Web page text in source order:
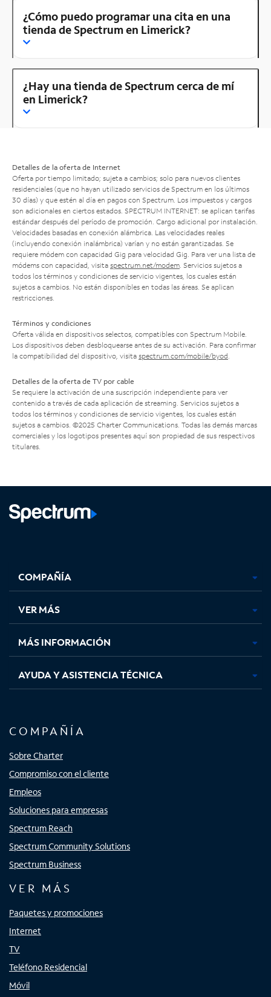
¿Cómo puedo programar una cita en una
tienda de Spectrum en Limerick?
¿Hay una tienda de Spectrum cerca de mí
en Limerick?
Detalles de la oferta de Internet
Oferta por tiempo limitado; sujeta a cambios; solo para nuevos clientes
residenciales (que no hayan utilizado servicios de Spectrum en los últimos
30 días) y que estén al día en pagos con Spectrum. Los impuestos y cargos
son adicionales en ciertos estados. SPECTRUM INTERNET: se aplican tarifas
estándar después del período de promoción. Cargo adicional por instalación.
Velocidades basadas en conexión alámbrica. Las velocidades reales
(incluyendo conexión inalámbrica) varían y no están garantizadas. Se
requiere módem con capacidad Gig para velocidad Gig. Para ver una lista de
módems con capacidad, visita spectrum.net/modem . Servicios sujetos a
todos los términos y condiciones de servicio vigentes, los cuales están
sujetos a cambios. No están disponibles en todas las áreas. Se aplican
restricciones.
Términos y condiciones
Oferta válida en dispositivos selectos, compatibles con Spectrum Mobile.
Los dispositivos deben desbloquearse antes de su activación. Para confirmar
la compatibilidad del dispositivo, visita spectrum.com/mobile/byod
Detalles de la oferta de TV por cable
Se requiere la activación de una suscripción independiente para ver
contenido a través de cada aplicación de streaming. Servicios sujetos a
todos los términos y condiciones de servicio vigentes, los cuales están
sujetos a cambios. ©2025 Charter Communications. Todas las demás marcas
comerciales y los logotipos presentes aquí son propiedad de sus respectivos
titulares.
abre
en
pestaña
nueva
abre
en
pestaña
nueva
abre
en
pestaña
nueva
en
nueva
COMPAÑÍA
VER MÁS
MÁS INFORMACIÓN
AYUDA Y ASISTENCIA TÉCNICA
COMPAÑÍA
Sobre Charter
Compromiso con el cliente
Empleos
Soluciones para empresas
Spectrum Reach
Spectrum Community Solutions
Spectrum Business
VER MÁS
Paquetes y promociones
Internet
TV
Teléfono Residencial
Móvil